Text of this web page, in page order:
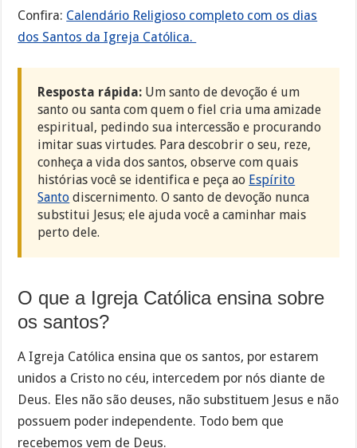
Confira: Calendário Religioso completo com os dias
dos Santos da Igreja Católica.
Resposta rápida: Um santo de devoção é um
santo ou santa com quem o fiel cria uma amizade
espiritual, pedindo sua intercessão e procurando
imitar suas virtudes. Para descobrir o seu, reze,
conheça a vida dos santos, observe com quais
histórias você se identifica e peça ao Espírito
Santo discernimento. O santo de devoção nunca
substitui Jesus; ele ajuda você a caminhar mais
perto dele.
O que a Igreja Católica ensina sobre
os santos?
A Igreja Católica ensina que os santos, por estarem
unidos a Cristo no céu, intercedem por nós diante de
Deus. Eles não são deuses, não substituem Jesus e não
possuem poder independente. Todo bem que
recebemos vem de Deus.